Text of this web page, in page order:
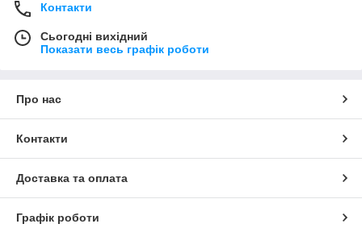
Контакти
Сьогодні вихідний
Показати весь графік роботи
Про нас
Контакти
Доставка та оплата
Графік роботи